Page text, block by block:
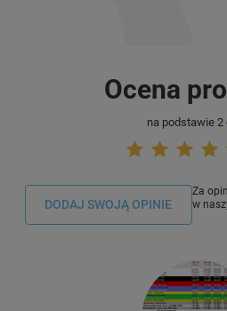
Ocena
na podstawie 2
DODAJ SWOJĄ OPINIE
Za
w